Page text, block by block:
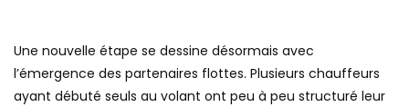
Une nouvelle étape se dessine désormais avec
l’émergence des partenaires flottes. Plusieurs chauffeurs
ayant débuté seuls au volant ont peu à peu structuré leur